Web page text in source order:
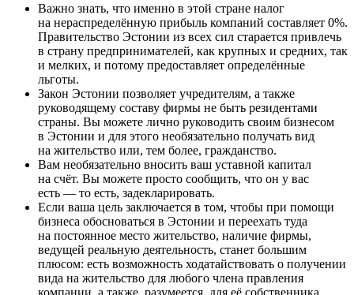
Важно знать, что именно в этой стране налог
на нераспределённую прибыль компаний составляет 0%.
Правительство Эстонии из всех сил старается привлечь
в страну предпринимателей, как крупных и средних, так
и мелких, и потому предоставляет определённые
льготы.
Закон Эстонии позволяет учредителям, а также
руководящему составу фирмы не быть резидентами
страны. Вы можете лично руководить своим бизнесом
в Эстонии и для этого необязательно получать вид
на жительство или, тем более, гражданство.
Вам необязательно вносить ваш уставной капитал
на счёт. Вы можете просто сообщить, что он у вас
есть — то есть, задекларировать.
Если ваша цель заключается в том, чтобы при помощи
бизнеса обосноваться в Эстонии и переехать туда
на постоянное место жительство, наличие фирмы,
ведущей реальную деятельность, станет большим
плюсом: есть возможность ходатайствовать о получении
вида на жительство для любого члена правления
компании, а также, разумеется, для её собственника.